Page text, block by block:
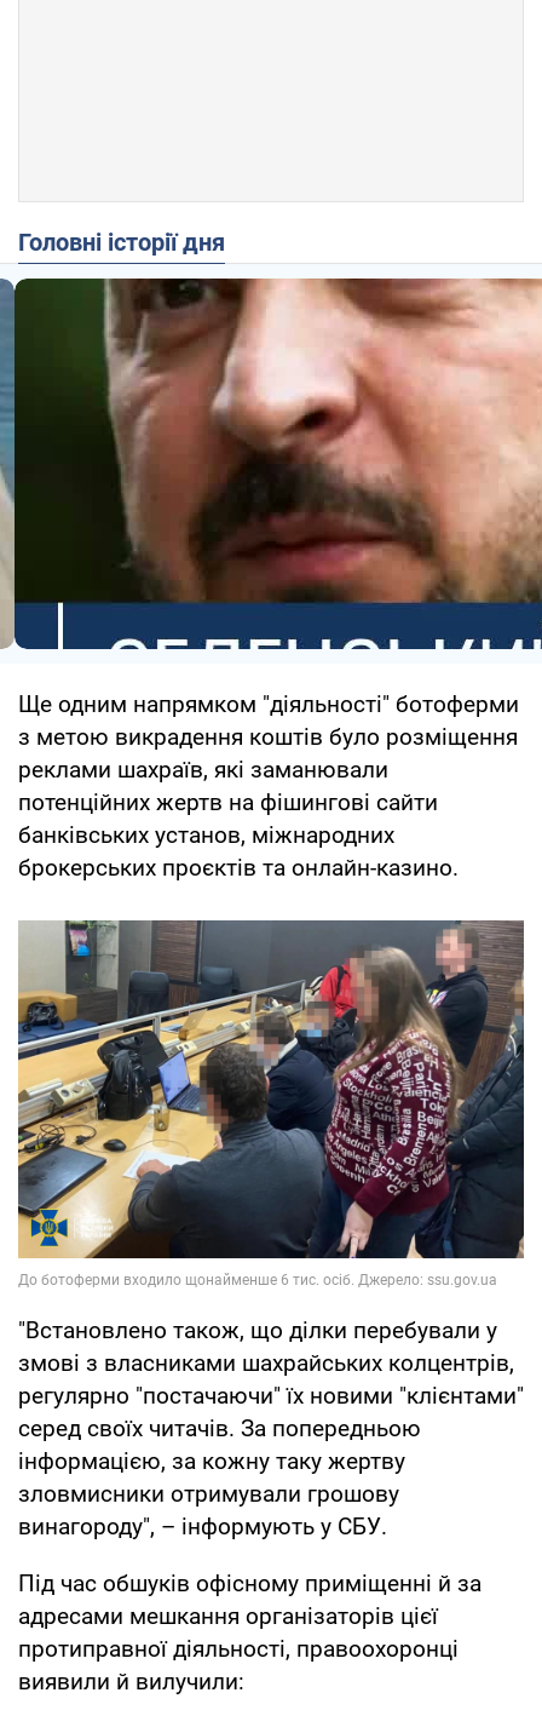
Головні історії дня
Ще одним напрямком "діяльності" ботоферми
з метою викрадення коштів було розміщення
реклами шахраїв, які заманювали
потенційних жертв на фішингові сайти
банківських установ, міжнародних
брокерських проєктів та онлайн-казино.
"Встановлено також, що ділки перебували у
змові з власниками шахрайських колцентрів,
регулярно "постачаючи" їх новими "клієнтами"
серед своїх читачів. За попередньою
інформацією, за кожну таку жертву
зловмисники отримували грошову
винагороду", – інформують у СБУ.
Під час обшуків офісному приміщенні й за
адресами мешкання організаторів цієї
протиправної діяльності, правоохоронці
виявили й вилучили: